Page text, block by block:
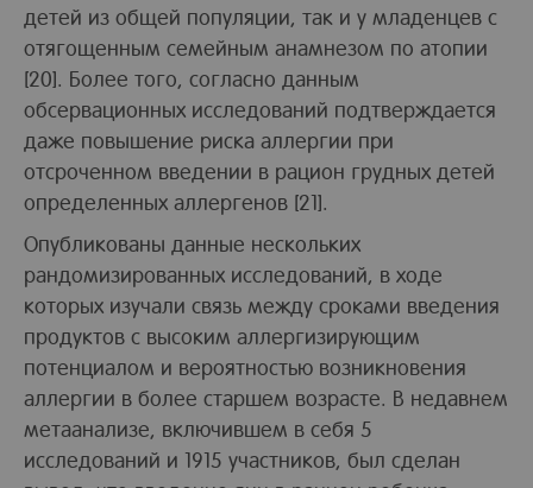
детей из общей популяции, так и у младенцев с
отягощенным семейным анамнезом по атопии
[20]. Более того, согласно данным
обсервационных исследований подтверждается
даже повышение риска аллергии при
отсроченном введении в рацион грудных детей
определенных аллергенов [21].
Опубликованы данные нескольких
рандомизированных исследований, в ходе
которых изучали связь между сроками введения
продуктов с высоким аллергизирующим
потенциалом и вероятностью возникновения
аллергии в более старшем возрасте. В недавнем
метаанализе, включившем в себя 5
исследований и 1915 участников, был сделан